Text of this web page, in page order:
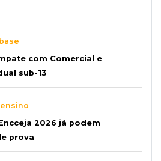
com Comercial e
sub-13
2026 já podem
prova